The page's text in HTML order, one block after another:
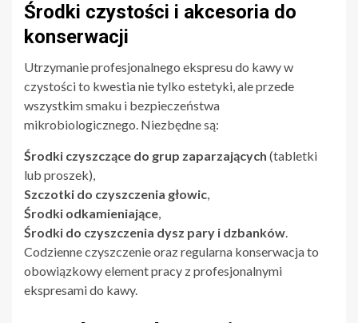
Środki czystości i akcesoria do
konserwacji
Utrzymanie profesjonalnego ekspresu do kawy w
czystości to kwestia nie tylko estetyki, ale przede
wszystkim smaku i bezpieczeństwa
mikrobiologicznego. Niezbędne są:
Środki czyszczące do grup zaparzających (tabletki
lub proszek),
Szczotki do czyszczenia głowic,
Środki odkamieniające,
Środki do czyszczenia dysz pary i dzbanków.
Codzienne czyszczenie oraz regularna konserwacja to
obowiązkowy element pracy z profesjonalnymi
ekspresami do kawy.